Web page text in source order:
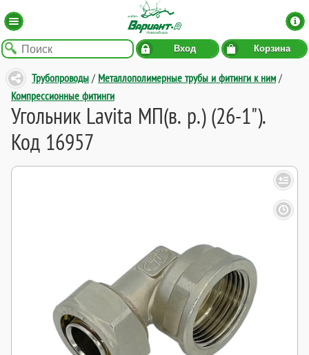
Вход Корзина
Трубопроводы / Металлополимерные трубы и фитинги к ним /
Компрессионные фитинги
Угольник Lavita МП(в. р.) (26-1").
Код 16957